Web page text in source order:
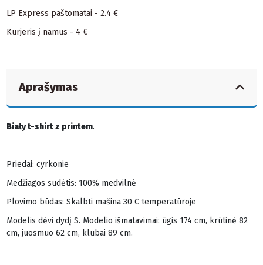
LP Express paštomatai - 2.4 €
Kurjeris į namus - 4 €
Aprašymas
Biały t-shirt z printem.
Priedai: cyrkonie
Medžiagos sudėtis: 100% medvilnė
Plovimo būdas: Skalbti mašina 30 C temperatūroje
Modelis dėvi dydį S. Modelio išmatavimai: ūgis 174 cm, krūtinė 82
cm, juosmuo 62 cm, klubai 89 cm.